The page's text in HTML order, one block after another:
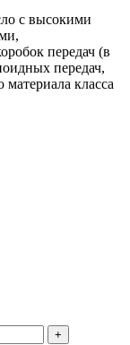
с высокими
передач (в
передач,
материала класса
+